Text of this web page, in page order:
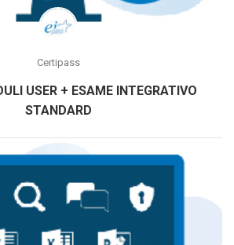
Certipass
USER + ESAME INTEGRATIVO
STANDARD